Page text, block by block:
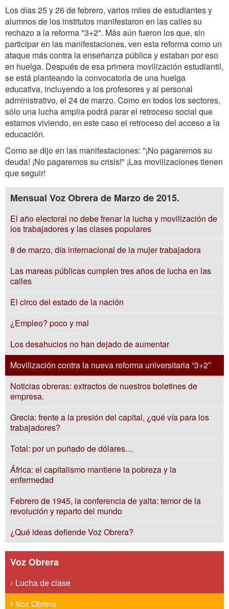
Los días 25 y 26 de febrero, varios miles de estudiantes y
alumnos de los institutos manifestaron en las calles su
rechazo a la reforma "3+2". Más aún fueron los que, sin
participar en las manifestaciones, ven esta reforma como un
ataque más contra la enseñanza pública y estaban por eso
en huelga. Después de esa primera movilización estudiantil,
se está planteando la convocatoria de una huelga
educativa, incluyendo a los profesores y al personal
administrativo, el 24 de marzo. Como en todos los sectores,
sólo una lucha amplia podrá parar el retroceso social que
estamos viviendo, en este caso el retroceso del acceso a la
educación.
Como se dijo en las manifestaciones: "¡No pagaremos su
deuda! ¡No pagaremos su crisis!" ¡Las movilizaciones tienen
que seguir!
Mensual Voz Obrera de Marzo de 2015.
El año electoral no debe frenar la lucha y movilización de
los trabajadores y las clases populares
8 de marzo, día internacional de la mujer trabajadora
Las mareas públicas cumplen tres años de lucha en las
calles
El circo del estado de la nación
¿Empleo? poco y mal
Los desahucios no han dejado de aumentar
Movilización contra la nueva reforma universitaria “3+2″
Noticias obreras: extractos de nuestros boletines de
empresa.
Grecia: frente a la presión del capital, ¿qué vía para los
trabajadores?
Total: por un puñado de dólares…
África: el capitalismo mantiene la pobreza y la
enfermedad
Febrero de 1945, la conferencia de yalta: temor de la
revolución y reparto del mundo
¿Qué ideas defiende Voz Obrera?
Voz Obrera
Lucha de clase
Voz Obrera